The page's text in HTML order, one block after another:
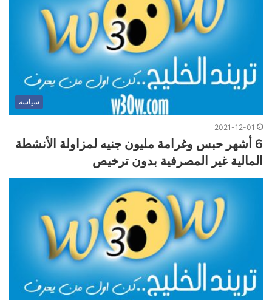
سياسة
2021-12-01
6 أشهر حبس وغرامة مليون جنيه لمزاولة الأنشطة
المالية غير المصرفية بدون ترخيص